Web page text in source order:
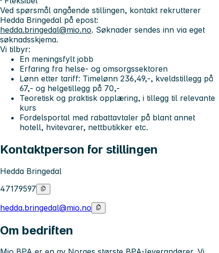
Ved spørsmål angående stillingen, kontakt rekrutterer
Hedda Bringedal på epost:
hedda.bringedal@mio.no. Søknader sendes inn via eget
søknadsskjema.
Vi tilbyr:
En meningsfylt jobb
Erfaring fra helse- og omsorgssektoren
Lønn etter tariff: Timelønn 236,49,-, kveldstillegg på
67,- og helgetillegg på 70,-
Teoretisk og praktisk opplæring, i tillegg til relevante
kurs
Fordelsportal med rabattavtaler på blant annet
hotell, hvitevarer, nettbutikker etc.
Kontaktperson for stillingen
Hedda Bringedal
47179597
hedda.bringedal@mio.no
Om bedriften